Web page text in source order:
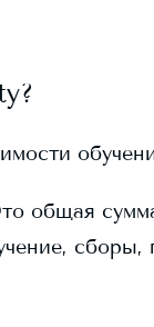
?
общая